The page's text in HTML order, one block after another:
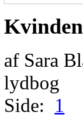
af Sara
lydbog
Side: 1